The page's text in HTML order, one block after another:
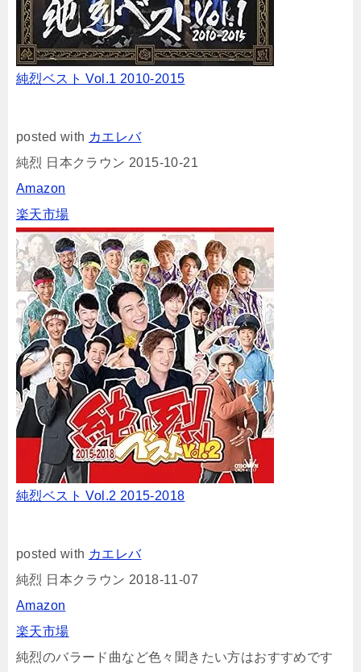
純烈ベスト Vol.1 2010-2015
posted with カエレバ
純烈 日本クラウン 2015-10-21
Amazon
楽天市場
純烈ベスト Vol.2 2015-2018
posted with カエレバ
純烈 日本クラウン 2018-11-07
Amazon
楽天市場
純烈のバラード曲など色々聞きたい方はおすすめです